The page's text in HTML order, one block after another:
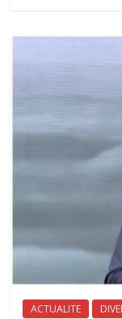
ACTUALITE